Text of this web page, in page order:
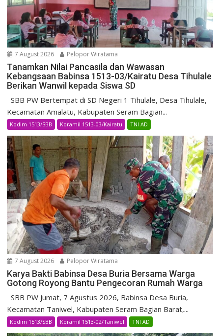
7 August 2026 Pelopor Wiratama
Tanamkan Nilai Pancasila dan Wawasan
Kebangsaan Babinsa 1513-03/Kairatu Desa Tihulale
Berikan Wanwil kepada Siswa SD
SBB PW Bertempat di SD Negeri 1 Tihulale, Desa Tihulale,
Kecamatan Amalatu, Kabupaten Seram Bagian...
Kodim 1513/SBB Koramil 1513-03/Kairatu TNI AD
7 August 2026 Pelopor Wiratama
Karya Bakti Babinsa Desa Buria Bersama Warga
Gotong Royong Bantu Pengecoran Rumah Warga
SBB PW Jumat, 7 Agustus 2026, Babinsa Desa Buria,
Kecamatan Taniwel, Kabupaten Seram Bagian Barat,...
Kodim 1513/SBB Koramil 1513-02/Taniwel TNI AD